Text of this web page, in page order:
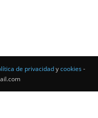
de privacidadycookies -